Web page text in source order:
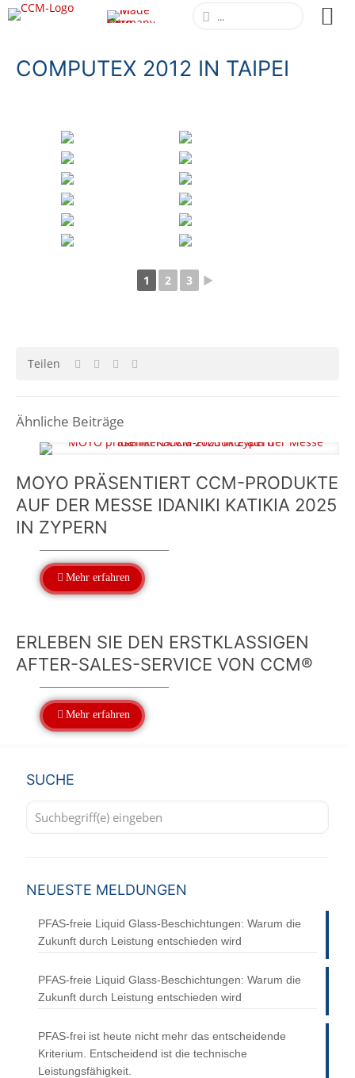
COMPUTEX 2012 IN TAIPEI
1 2 3 ►
Teilen
Ähnliche Beiträge
MOYO PRÄSENTIERT CCM-PRODUKTE
AUF DER MESSE IDANIKI KATIKIA 2025
IN ZYPERN
Mehr erfahren
ERLEBEN SIE DEN ERSTKLASSIGEN
AFTER-SALES-SERVICE VON CCM®
Mehr erfahren
SUCHE
NEUESTE MELDUNGEN
PFAS-freie Liquid Glass-Beschichtungen: Warum die
Zukunft durch Leistung entschieden wird
PFAS-freie Liquid Glass-Beschichtungen: Warum die
Zukunft durch Leistung entschieden wird
PFAS-frei ist heute nicht mehr das entscheidende
Kriterium. Entscheidend ist die technische
Leistungsfähigkeit.